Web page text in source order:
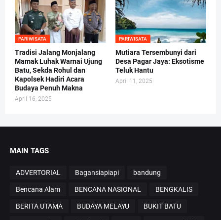
PARIWISATA
Tradisi Jalang Monjalang
Mamak Luhak Warnai Ujung
Batu, Sekda Rohul dan
Kapolsek Hadiri Acara
Budaya Penuh Makna
April 16, 2025
PARIWISATA
Mutiara Tersembunyi dari
Desa Pagar Jaya: Eksotisme
Teluk Hantu
April 11, 2025
MAIN TAGS
ADVERTORIAL Bagansiapiapi bandung
Bencana Alam BENCANA NASIONAL BENGKALIS
BERITA UTAMA BUDAYA MELAYU BUKIT BATU